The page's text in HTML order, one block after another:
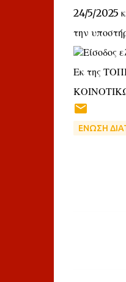
24/5/2025
την
Είσοδος
Εκ της
ΕΝΩΣΗ